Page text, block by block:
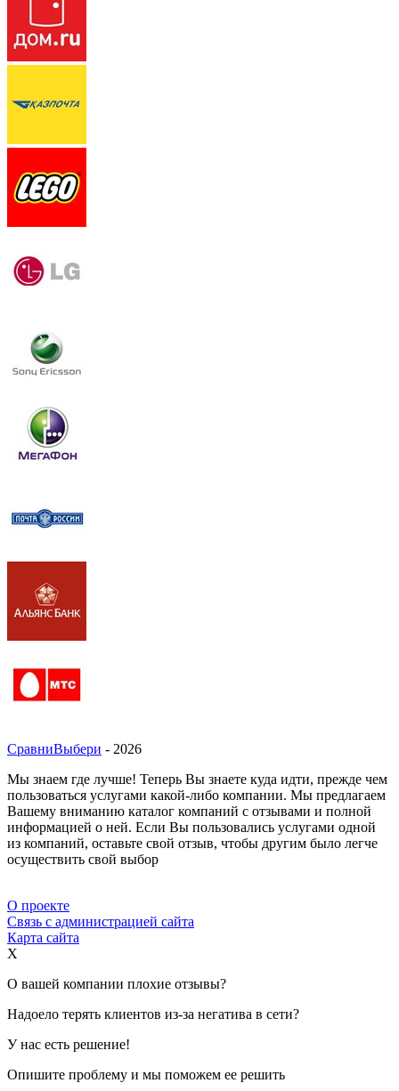
СравниВыбери - 2026
Мы знаем где лучше! Теперь Вы знаете куда идти, прежде чем
пользоваться услугами какой-либо компании. Мы предлагаем
Вашему вниманию каталог компаний с отзывами и полной
информацией о ней. Если Вы пользовались услугами одной
из компаний, оставьте свой отзыв, чтобы другим было легче
осуществить свой выбор
О проекте
Связь с администрацией сайта
Карта сайта
X
О вашей компании плохие отзывы?
Надоело терять клиентов из-за негатива в сети?
У нас есть решение!
Опишите проблему и мы поможем ее решить